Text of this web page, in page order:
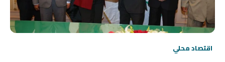
اقتصاد محلي